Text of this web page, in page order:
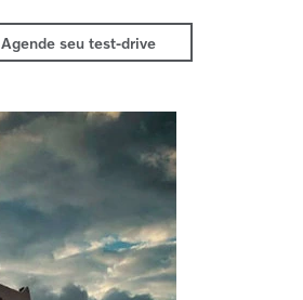
Agende seu test-drive